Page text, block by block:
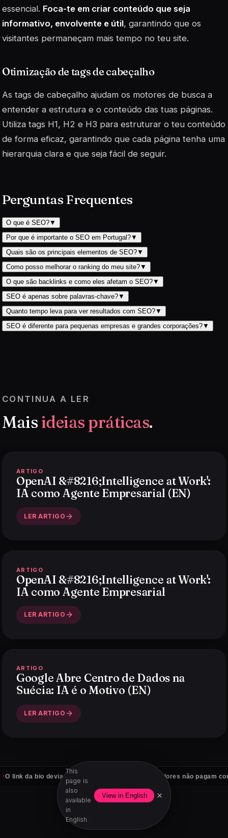
This
page is
also
available
in
English.
View in English ×
essencial. Foca-te em criar conteúdo que seja
informativo, envolvente e útil, garantindo que os
visitantes permaneçam mais tempo no teu site.
Otimização de tags de cabeçalho
As tags de cabeçalho ajudam os motores de busca a
entender a estrutura e o conteúdo das tuas páginas.
Utiliza tags H1, H2 e H3 para estruturar o teu conteúdo
de forma eficaz, garantindo que cada página tenha uma
hierarquia clara e que seja fácil de seguir.
Perguntas Frequentes
O que é SEO?▼
Por que é importante o SEO em Portugal?▼
Quais são os principais elementos de SEO?▼
Como posso melhorar o ranking do meu site?▼
O que são backlinks e como eles afetam o SEO?▼
SEO é apenas sobre palavras-chave?▼
Quanto tempo leva para ver resultados com SEO?▼
SEO é diferente para pequenas empresas e grandes corporações?▼
CONTINUA A LER
Mais ideias práticas.
ARTIGO
OpenAI &#8216;Intelligence at Work':
IA como Agente Empresarial (EN)
LER ARTIGO
ARTIGO
OpenAI &#8216;Intelligence at Work':
IA como Agente Empresarial
LER ARTIGO
ARTIGO
Google Abre Centro de Dados na
Suécia: IA é o Motivo (EN)
LER ARTIGO
devia vender por ti Seguidores não pagam contas —